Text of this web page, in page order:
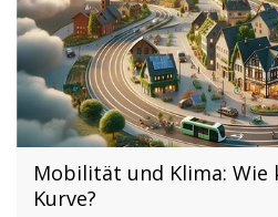
Mobilität und Klima: Wie
Kurve?